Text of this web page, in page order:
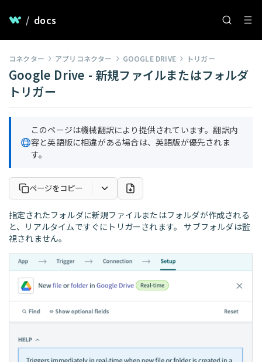
/ docs
コネクター アプリコネクター GOOGLE DRIVE トリガー
Google Drive - 新規ファイルまたはフォルダ
トリガー
このページは機械翻訳により提供されています。翻訳内
容と英語版に相違がある場合は、英語版が優先されま
す。
ページをコピー
指定されたフォルダに新規ファイルまたはフォルダが作成される
と、リアルタイムですぐにトリガーされます。 サブフォルダは監
視されません。